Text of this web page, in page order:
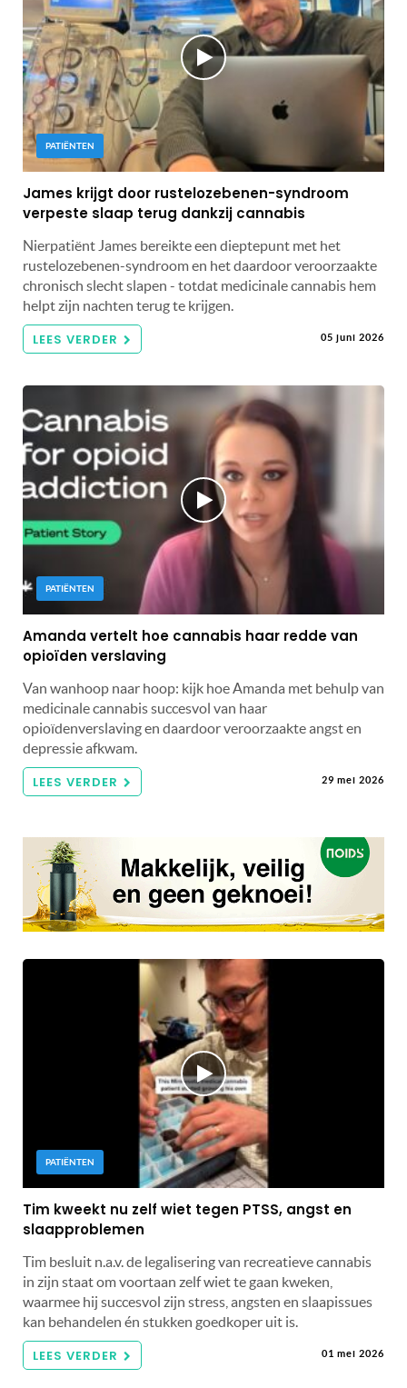
PATIËNTEN
James krijgt door rustelozebenen-syndroom
verpeste slaap terug dankzij cannabis
Nierpatiënt James bereikte een dieptepunt met het
rustelozebenen-syndroom en het daardoor veroorzaakte
chronisch slecht slapen - totdat medicinale cannabis hem
helpt zijn nachten terug te krijgen.
LEES VERDER 05 juni 2026
PATIËNTEN
Amanda vertelt hoe cannabis haar redde van
opioïden verslaving
Van wanhoop naar hoop: kijk hoe Amanda met behulp van
medicinale cannabis succesvol van haar
opioïdenverslaving en daardoor veroorzaakte angst en
depressie afkwam.
LEES VERDER 29 mei 2026
PATIËNTEN
Tim kweekt nu zelf wiet tegen PTSS, angst en
slaapproblemen
Tim besluit n.a.v. de legalisering van recreatieve cannabis
in zijn staat om voortaan zelf wiet te gaan kweken,
waarmee hij succesvol zijn stress, angsten en slaapissues
kan behandelen én stukken goedkoper uit is.
LEES VERDER 01 mei 2026